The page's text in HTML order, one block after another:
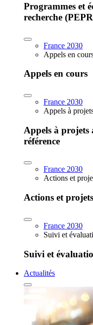
Programmes et
recherche
France 2030
Appels en
Appels en cours
France 2030
Appels à
Appels à projets
référence
France 2030
Actions et
Actions et
France 2030
Suivi et
Suivi et
Actualités